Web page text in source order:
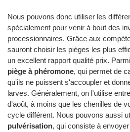
Nous pouvons donc utiliser les
spécialement pour venir à bout des
processionnaires. Grâce aux
sauront choisir les pièges les plus
un excellent rapport qualité prix.
piège à phéromone, qui permet de
qu'ils ne puissent s'accoupler et
larves. Généralement, on l'utilise
d'août, à moins que les chenilles de
cycle différent. Nous pouvons aussi
pulvérisation, qui consiste à